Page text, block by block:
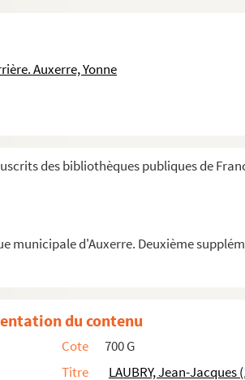
Auxerre, Yonne
des bibliothèques publiques de
municipale d'Auxerre. Deuxième
– Livret de Jean-Paul Mattern
pour piano à quatre mains – Piano à 4
sur un thème de César Frank pour orgue
pour cordes
et alto
du contenu
Cote
700 G
Titre
LAUBRY, Jean-Jacques